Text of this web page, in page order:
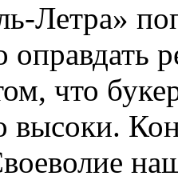
Летра»
оправдать
что
высоки.